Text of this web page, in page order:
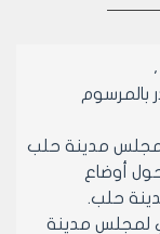
بالمرسوم
مدينة حلب
أوضاع
حلب.
لمجلس مدينة